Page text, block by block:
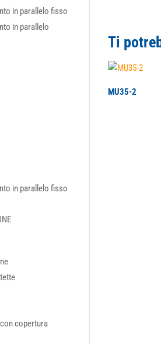
Ti
MU35-2
in parallelo fisso
in parallelo
in parallelo fisso
copertura